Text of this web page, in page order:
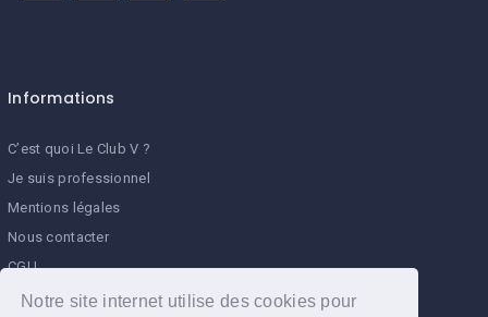
Notre site internet utilise des cookies pour
Informations
C’est quoi Le Club V ?
Je suis professionnel
Mentions légales
Nous contacter
CGU
Programme de parrainage Le Club V